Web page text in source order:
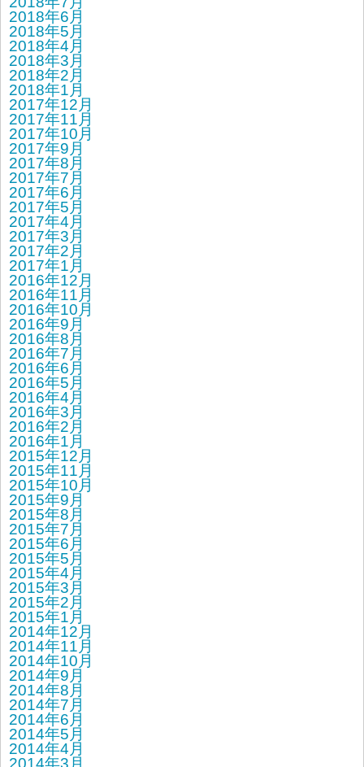
2018年6月
2018年5月
2018年4月
2018年3月
2018年2月
2018年1月
2017年12月
2017年11月
2017年10月
2017年9月
2017年8月
2017年7月
2017年6月
2017年5月
2017年4月
2017年3月
2017年2月
2017年1月
2016年12月
2016年11月
2016年10月
2016年9月
2016年8月
2016年7月
2016年6月
2016年5月
2016年4月
2016年3月
2016年2月
2016年1月
2015年12月
2015年11月
2015年10月
2015年9月
2015年8月
2015年7月
2015年6月
2015年5月
2015年4月
2015年3月
2015年2月
2015年1月
2014年12月
2014年11月
2014年10月
2014年9月
2014年8月
2014年7月
2014年6月
2014年5月
2014年4月
2014年3月